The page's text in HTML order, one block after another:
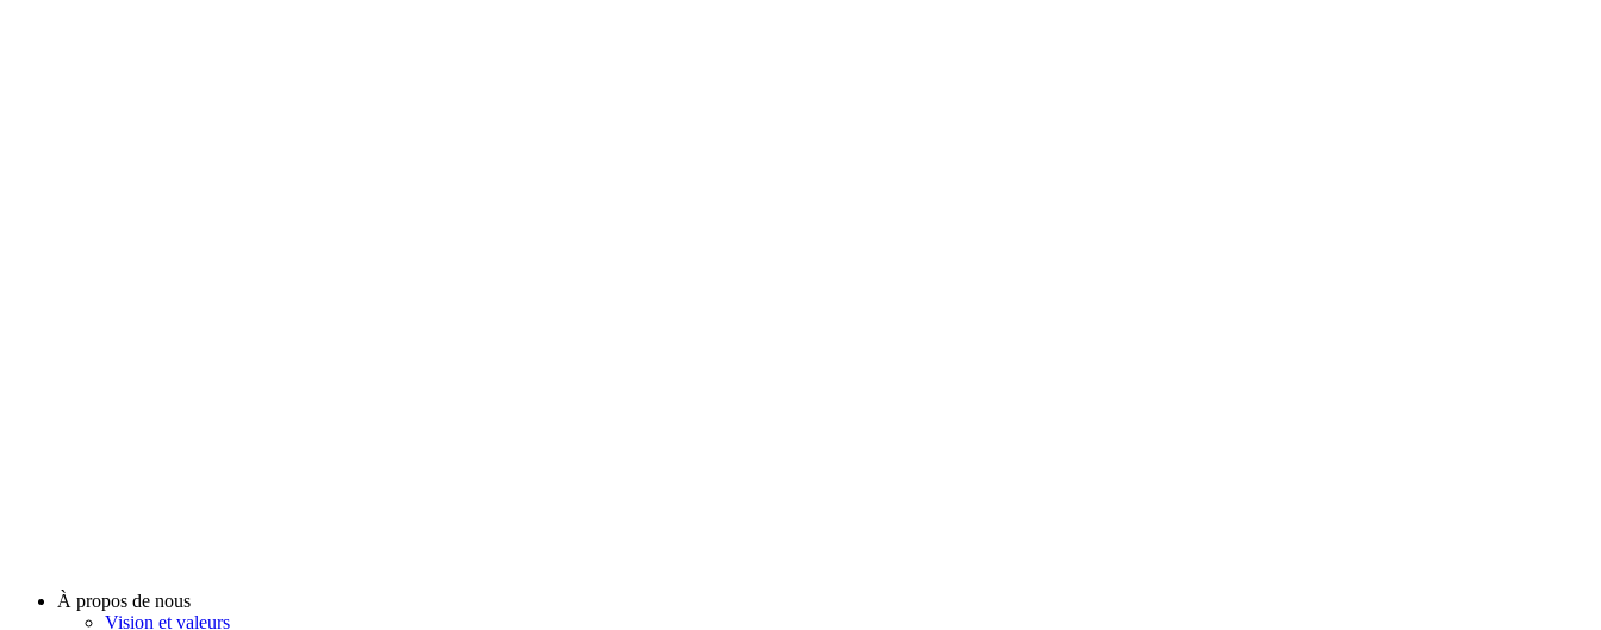
À propos de nous
Vision et valeurs